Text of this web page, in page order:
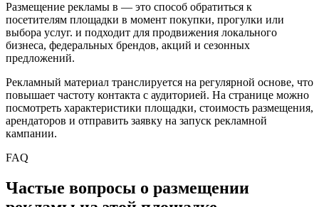
Размещение рекламы в — это способ обратиться к
посетителям площадки в момент покупки, прогулки или
выбора услуг. и подходит для продвижения локального
бизнеса, федеральных брендов, акций и сезонных
предложений.
Рекламный материал транслируется на регулярной основе, что
повышает частоту контакта с аудиторией. На странице можно
посмотреть характеристики площадки, стоимость размещения,
арендаторов и отправить заявку на запуск рекламной
кампании.
FAQ
Частые вопросы о размещении